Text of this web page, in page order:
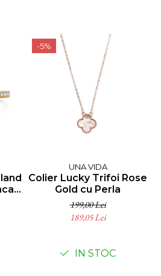
-5%
UNA VIDA
Colier Lucky Trifoi Rose
Gold cu Perla
199,00 Lei
189,05 Lei
IN STOC